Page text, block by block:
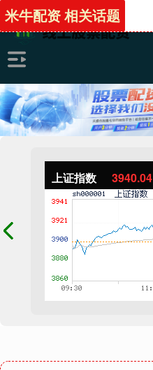
上证指数 3940.04
米牛配资 相关话题